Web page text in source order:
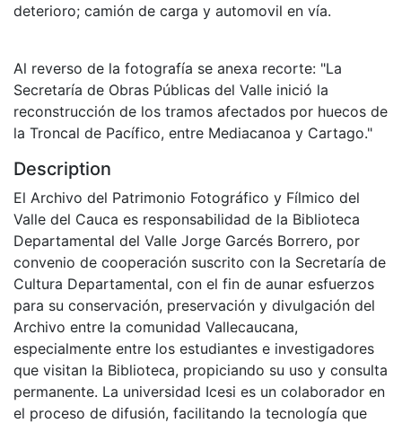
deterioro; camión de carga y automovil en vía.
Al reverso de la fotografía se anexa recorte: "La
Secretaría de Obras Públicas del Valle inició la
reconstrucción de los tramos afectados por huecos de
la Troncal de Pacífico, entre Mediacanoa y Cartago."
Description
El Archivo del Patrimonio Fotográfico y Fílmico del
Valle del Cauca es responsabilidad de la Biblioteca
Departamental del Valle Jorge Garcés Borrero, por
convenio de cooperación suscrito con la Secretaría de
Cultura Departamental, con el fin de aunar esfuerzos
para su conservación, preservación y divulgación del
Archivo entre la comunidad Vallecaucana,
especialmente entre los estudiantes e investigadores
que visitan la Biblioteca, propiciando su uso y consulta
permanente. La universidad Icesi es un colaborador en
el proceso de difusión, facilitando la tecnología que